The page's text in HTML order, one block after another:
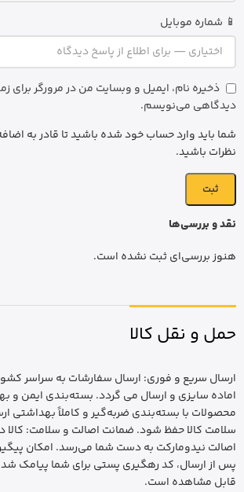
نقد و بررسی‌ها
هنوز بررسی‌ای ثبت نشده است.
📱 شماره موبایل
ذخیره نام، ایمیل و وبسایت من در مرورگر برای
دیدگاهی می‌نویسم.
شما باید وارد حساب خود شده باشید تا قادر به
نظرات باشید.
حمل و نقل کالا
اماده سایزی و ارسال می گردد. بسته‌بندی ایمن و
محصولات با بسته‌بندی ضربه‌گیر و کاملاً بهداشتی
سلامت کالا حفظ شود. ضمانت اصالت و سلامت: کالا
اصالت نیدومارکت به دست شما می‌رسد. امکان
پس از ارسال، کد رهگیری پستی برای شما پیامک
قابل مشاهده است.